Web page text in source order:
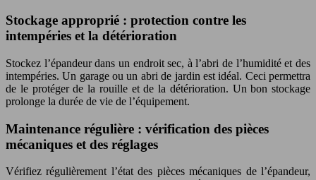
Stockage approprié : protection contre les
intempéries et la détérioration
Stockez l’épandeur dans un endroit sec, à l’abri de l’humidité et des
intempéries. Un garage ou un abri de jardin est idéal. Ceci permettra
de le protéger de la rouille et de la détérioration. Un bon stockage
prolonge la durée de vie de l’équipement.
Maintenance régulière : vérification des pièces
mécaniques et des réglages
Vérifiez régulièrement l’état des pièces mécaniques de l’épandeur,